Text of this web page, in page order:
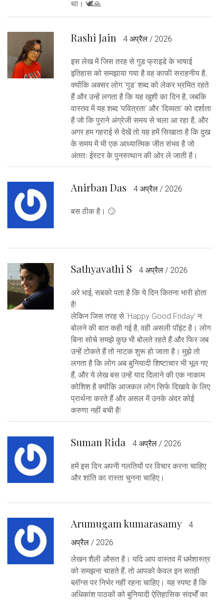
था। 🕊️🙏
Rashi Jain 4 अप्रैल / 2026
इस लेख में जिस तरह से गुड फ्राइडे के भाषाई
इतिहास को समझाया गया है वह काफी सराहनीय है,
क्योंकि अक्सर लोग 'गुड' शब्द को लेकर भ्रमित रहते
हैं और उन्हें लगता है कि यह खुशी का दिन है, जबकि
वास्तव में यह शब्द 'पवित्रता' और 'दिव्यता' को दर्शाता
है जो कि पुराने अंग्रेजी समय से चला आ रहा है, और
अगर हम गहराई से देखें तो यह हमें सिखाता है कि दुख
के समय में भी एक आध्यात्मिक जीत संभव है जो
अंततः ईस्टर के पुनरुत्थान की ओर ले जाती है।
Anirban Das 4 अप्रैल / 2026
बस ठीक है। 🙄
Sathyavathi S 4 अप्रैल / 2026
अरे भाई, सबको पता है कि ये दिन कितना भारी होता
है!
लेकिन जिस तरह से 'Happy Good Friday' न
बोलने की बात कही गई है, वही असली पॉइंट है। लोग
बिना सोचे समझे कुछ भी बोलते रहते हैं और फिर जब
उन्हें टोकते हैं तो नाटक शुरू हो जाता है। मुझे तो
लगता है कि लोग अब बुनियादी शिष्टाचार भी भूल गए
हैं, और ये लेख बस उन्हें याद दिलाने की एक नाकाम
कोशिश है क्योंकि आजकल लोग सिर्फ दिखावे के लिए
प्रार्थना करते हैं और असल में उनके अंदर कोई
करुणा नहीं बची है!
Suman Rida 4 अप्रैल / 2026
हमें इस दिन अपनी गलतियों पर विचार करना चाहिए
और शांति का रास्ता चुनना चाहिए।
Arumugam kumarasamy
4
अप्रैल / 2026
लेखन शैली औसत है। यदि आप वास्तव में धर्मशास्त्र
को समझना चाहते हैं, तो आपको केवल इन सतही
ब्लॉग्स पर निर्भर नहीं रहना चाहिए। यह स्पष्ट है कि
अधिकांश पाठकों को बुनियादी ऐतिहासिक संदर्भों का